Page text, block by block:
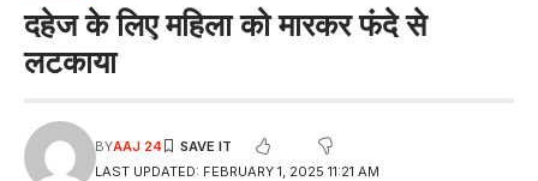
दहेज के लिए महिला को मारकर फंदे से
लटकाया
LAST UPDATED: FEBRUARY 1, 2025 11:21 AM
BYAAJ 24